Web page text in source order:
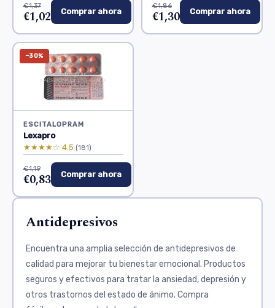
€1,37
€1,02 Comprar ahora
€1,86
€1,30 Comprar ahora
−30%
ESCITALOPRAM
Lexapro
★★★★☆ 4.5 (181)
€1,19
€0,83 Comprar ahora
Antidepresivos
Encuentra una amplia selección de antidepresivos de
calidad para mejorar tu bienestar emocional. Productos
seguros y efectivos para tratar la ansiedad, depresión y
otros trastornos del estado de ánimo. Compra